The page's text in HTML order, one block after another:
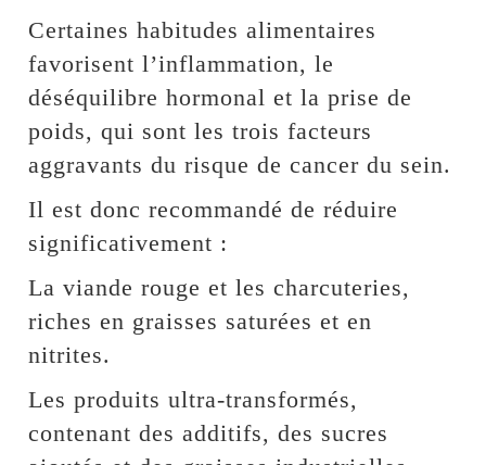
Certaines habitudes alimentaires
favorisent l’inflammation, le
déséquilibre hormonal et la prise de
poids, qui sont les trois facteurs
aggravants du risque de cancer du sein.
Il est donc recommandé de réduire
significativement :
La viande rouge et les charcuteries,
riches en graisses saturées et en
nitrites.
Les produits ultra-transformés,
contenant des additifs, des sucres